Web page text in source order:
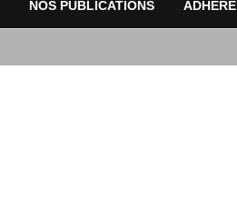
NOS PUBLICATIONS